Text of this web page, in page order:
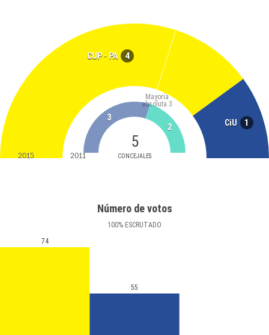
CUP - PA 4
CiU 1
5
CONCEJALES
Mayoría
absoluta 3
3
2
2015 2011
Número de votos
100% ESCRUTADO
74
55